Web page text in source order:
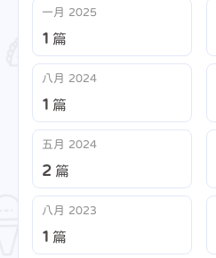
一月 2025
1 篇
八月 2024
1 篇
五月 2024
2 篇
八月 2023
1 篇